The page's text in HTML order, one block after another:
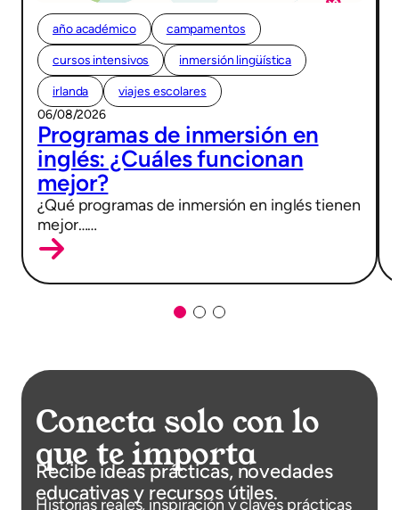
año académico campamentos
cursos intensivos inmersión lingüística
irlanda
viajes escolares
06/08/2026
Programas de inmersión en
inglés: ¿Cuáles funcionan
mejor?
¿Qué programas de inmersión en inglés tienen
mejor……
Conecta solo con lo
que te importa
Recibe ideas prácticas, novedades
educativas y recursos útiles.
Historias reales, inspiración y claves prácticas